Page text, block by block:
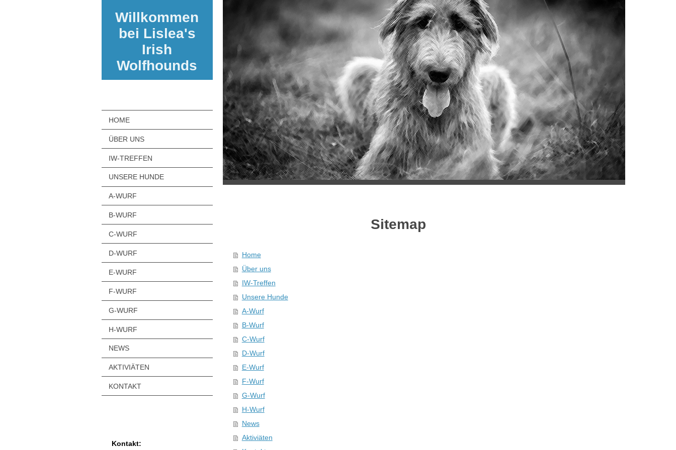
Willkommen
bei Lislea's
Irish
Wolfhounds
HOME
ÜBER UNS
IW-TREFFEN
UNSERE HUNDE
A-WURF
B-WURF
C-WURF
D-WURF
E-WURF
F-WURF
G-WURF
H-WURF
NEWS
AKTIVIÄTEN
KONTAKT
Kontakt:
Sitemap
Home
Über uns
IW-Treffen
Unsere Hunde
A-Wurf
B-Wurf
C-Wurf
D-Wurf
E-Wurf
F-Wurf
G-Wurf
H-Wurf
News
Aktiviäten